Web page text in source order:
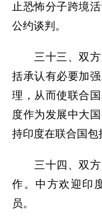
止恐怖分子跨境
公约谈判。
三十三、双方
括承认有必要加
理，从而使联合
度作为发展中大
持印度在联合国包
三十四、双方
作。中方欢迎印
员。